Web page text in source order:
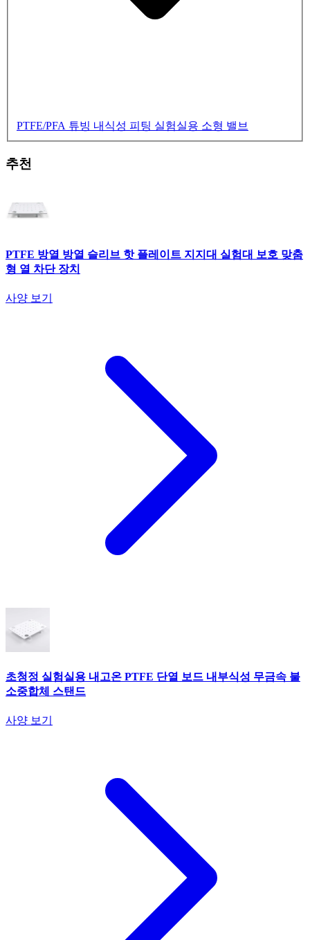
PTFE/PFA 튜빙 내식성 피팅 실험실용 소형 밸브
추천
PTFE 방열 방열 슬리브 핫 플레이트 지지대 실험대 보호 맞춤
형 열 차단 장치
사양 보기
초청정 실험실용 내고온 PTFE 단열 보드 내부식성 무금속 불
소중합체 스탠드
사양 보기